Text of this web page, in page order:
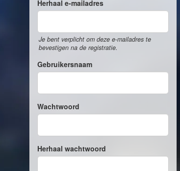
Herhaal e-mailadres
Je bent verplicht om deze e-mailadres te
bevestigen na de registratie.
Gebruikersnaam
Wachtwoord
Herhaal wachtwoord